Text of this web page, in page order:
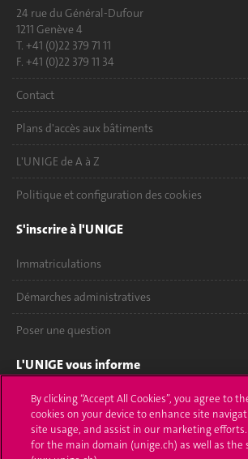
24 rue du Général-Dufour
1211 Genève 4
T. +41 (0)22 379 71 11
F. +41 (0)22 379 11 34
Contact
Plans d'accès aux bâtiments
L'UNIGE de A à Z
Politique et configuration des cookies
S'inscrire à l'UNIGE
Immatriculations
Démarches administratives
Poser une question
L'UNIGE vous informe
UNIGE Mobile
Médias
By clicking “Accept All Cookies”, you agree to
cookies on your device to enhance site
site usage, and assist in our marketing efforts.
for the main domain (unige.ch) as well as the